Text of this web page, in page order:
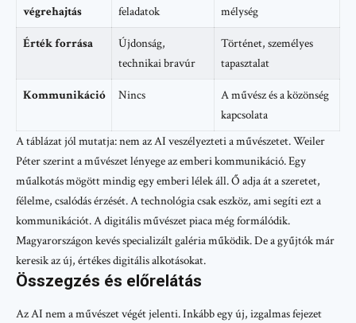
végrehajtás
feladatok
mélység
Érték forrása
Újdonság,
technikai bravúr
Történet, személyes
tapasztalat
Kommunikáció Nincs
A művész és a közönség
kapcsolata
A táblázat jól mutatja: nem az AI veszélyezteti a művészetet. Weiler
Péter szerint a művészet lényege az emberi kommunikáció. Egy
műalkotás mögött mindig egy emberi lélek áll. Ő adja át a szeretet,
félelme, csalódás érzését. A technológia csak eszköz, ami segíti ezt a
kommunikációt. A digitális művészet piaca még formálódik.
Magyarországon kevés specializált galéria működik. De a gyűjtók már
keresik az új, értékes digitális alkotásokat.
Összegzés és előrelátás
Az AI nem a művészet végét jelenti. Inkább egy új, izgalmas fejezet